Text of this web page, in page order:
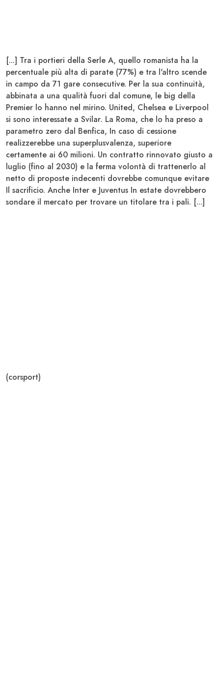
[...] Tra i portieri della Serle A, quello romanista ha la
percentuale più alta di parate (77%) e tra l'altro scende
in campo da 71 gare consecutive. Per la sua continuità,
abbinata a una qualità fuori dal comune, le big della
Premier lo hanno nel mirino. United, Chelsea e Liverpool
si sono interessate a Svilar. La Roma, che lo ha preso a
parametro zero dal Benfica, In caso di cessione
realizzerebbe una superplusvalenza, superiore
certamente ai 60 milioni. Un contratto rinnovato giusto a
luglio (fino al 2030) e la ferma volontà di trattenerlo al
netto di proposte indecenti dovrebbe comunque evitare
Il sacrificio. Anche Inter e Juventus In estate dovrebbero
sondare il mercato per trovare un titolare tra i pali. [...]
(corsport)